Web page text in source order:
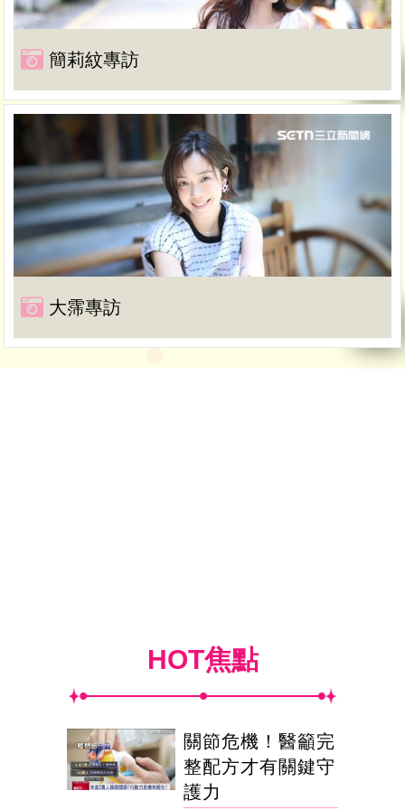
簡莉紋專訪
大霈專訪
HOT焦點
關節危機！醫籲完
整配方才有關鍵守
護力